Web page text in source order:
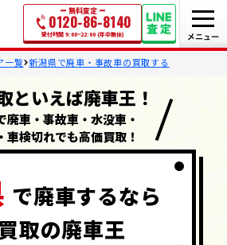
無料査定
0120-86-8140
受付時間 9:00~22:00 (年中無休)
一覧 新潟県で廃車・事故車の買取する
といえば廃車王！
廃車・事故車・水没車・
車検切れでも高価買取！
で廃車するなら
取の廃車王